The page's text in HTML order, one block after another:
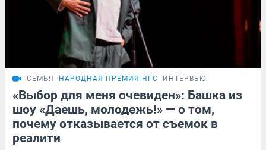
СЕМЬЯ НАРОДНАЯ ПРЕМИЯ НГС ИНТЕРВЬЮ
«Выбор для меня очевиден»: Башка из
шоу «Даешь, молодежь!» — о том,
почему отказывается от съемок в
реалити